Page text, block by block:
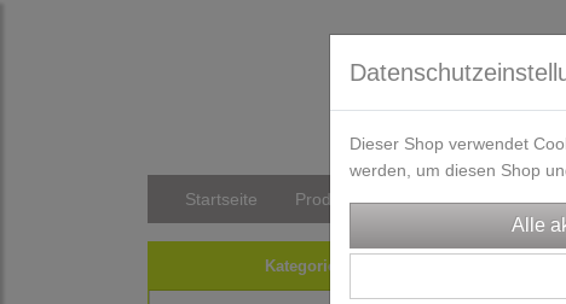
Startseite Produkte Versandkosten/
Kategorien
STOFFE
Dieser Shop verwendet
werden, um diesen Shop